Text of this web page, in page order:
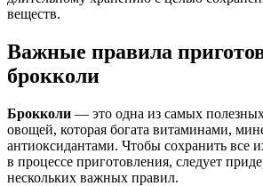
веществ.
Важные правила
брокколи
Брокколи — это одна из самых
овощей, которая богата витаминами,
антиоксидантами. Чтобы сохранить все
в процессе приготовления, следует
нескольких важных правил.